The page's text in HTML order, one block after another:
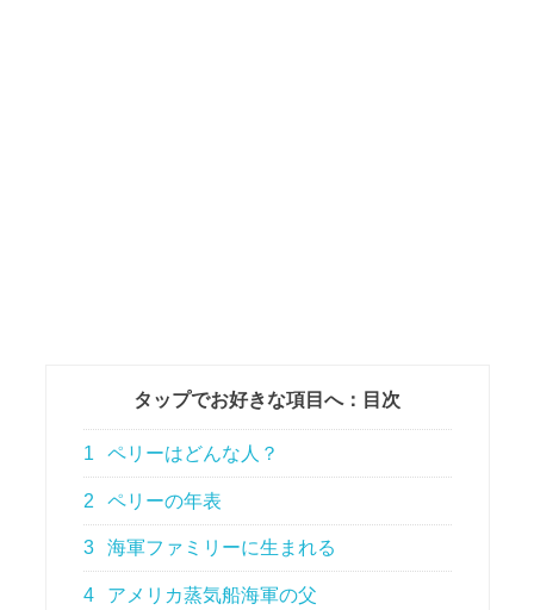
タップでお好きな項目へ：目次
1 ペリーはどんな人？
2 ペリーの年表
3 海軍ファミリーに生まれる
4 アメリカ蒸気船海軍の父